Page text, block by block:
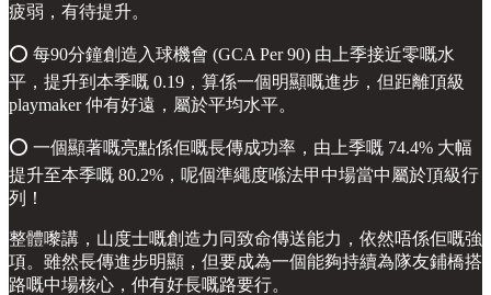
疲弱，有待提升。
⭕️ 每90分鐘創造入球機會 (GCA Per 90) 由上季接近零嘅水
平，提升到本季嘅 0.19，算係一個明顯嘅進步，但距離頂級
playmaker 仲有好遠，屬於平均水平。
⭕️ 一個顯著嘅亮點係佢嘅長傳成功率，由上季嘅 74.4% 大幅
提升至本季嘅 80.2%，呢個準繩度喺法甲中場當中屬於頂級行
列！
整體嚟講，山度士嘅創造力同致命傳送能力，依然唔係佢嘅強
項。雖然長傳進步明顯，但要成為一個能夠持續為隊友鋪橋搭
路嘅中場核心，仲有好長嘅路要行。